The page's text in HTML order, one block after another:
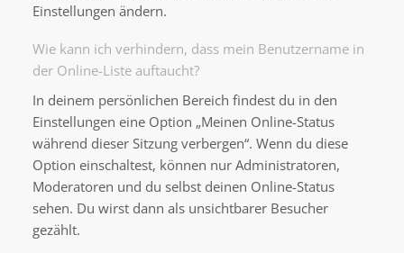
Einstellungen ändern.
Wie kann ich verhindern, dass mein Benutzername in
der Online-Liste auftaucht?
In deinem persönlichen Bereich findest du in den
Einstellungen eine Option „Meinen Online-Status
während dieser Sitzung verbergen“. Wenn du diese
Option einschaltest, können nur Administratoren,
Moderatoren und du selbst deinen Online-Status
sehen. Du wirst dann als unsichtbarer Besucher
gezählt.